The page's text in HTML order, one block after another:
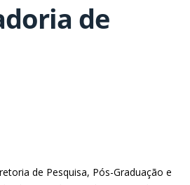
de
de Pesquisa, Pós-Graduação e